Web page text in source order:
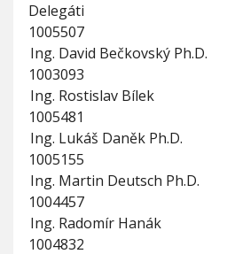
Delegáti
1005507
Ing. David Bečkovský Ph.D.
1003093
Ing. Rostislav Bílek
1005481
Ing. Lukáš Daněk Ph.D.
1005155
Ing. Martin Deutsch Ph.D.
1004457
Ing. Radomír Hanák
1004832